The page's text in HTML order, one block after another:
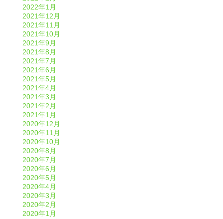
2022年1月
2021年12月
2021年11月
2021年10月
2021年9月
2021年8月
2021年7月
2021年6月
2021年5月
2021年4月
2021年3月
2021年2月
2021年1月
2020年12月
2020年11月
2020年10月
2020年8月
2020年7月
2020年6月
2020年5月
2020年4月
2020年3月
2020年2月
2020年1月